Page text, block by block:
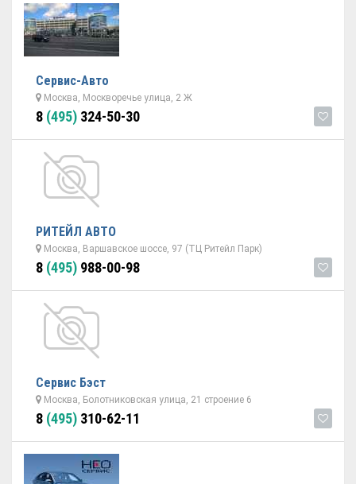
Сервис-Авто
Москва, Москворечье улица, 2 Ж
8 (495) 324-50-30
РИТЕЙЛ АВТО
Москва, Варшавское шоссе, 97 (ТЦ Ритейл Парк)
8 (495) 988-00-98
Сервис Бэст
Москва, Болотниковская улица, 21 строение 6
8 (495) 310-62-11